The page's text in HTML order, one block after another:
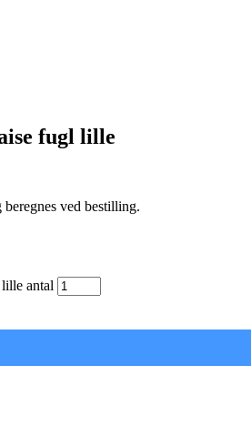
fugl lille
ved bestilling.
antal